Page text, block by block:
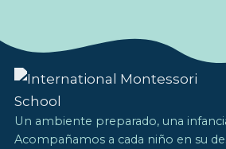
Un ambiente preparado, una
Acompañamos a cada niño en su